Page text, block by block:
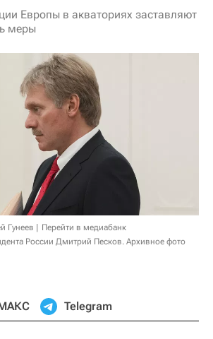
Европы в акваториях заставляют
меры
Гунеев
Перейти в медиабанк
России Дмитрий Песков. Архивное фото
Telegram